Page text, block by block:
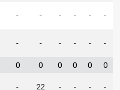
- - - - - -
- - - - - -
0 0 0 0 0 0
- 22 - - - -